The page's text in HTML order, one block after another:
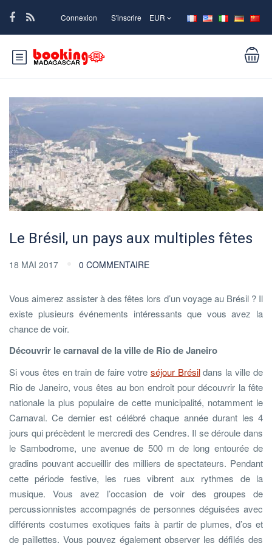
Connexion S'inscrire EUR
Le Brésil, un pays aux multiples fêtes
18 MAI 2017 0 COMMENTAIRE
Vous aimerez assister à des fêtes lors d’un voyage au Brésil ? Il
existe plusieurs événements intéressants que vous avez la
chance de voir.
Découvrir le carnaval de la ville de Rio de Janeiro
Si vous êtes en train de faire votre séjour Brésildans la ville de
Rio de Janeiro, vous êtes au bon endroit pour découvrir la fête
nationale la plus populaire de cette municipalité, notamment le
Carnaval. Ce dernier est célébré chaque année durant les 4
jours qui précèdent le mercredi des Cendres. Il se déroule dans
le Sambodrome, une avenue de 500 m de long entourée de
gradins pouvant accueillir des milliers de spectateurs. Pendant
cette période festive, les rues vibrent aux rythmes de la
musique. Vous avez l’occasion de voir des groupes de
percussionnistes accompagnés de personnes déguisées avec
différents costumes exotiques faits à partir de plumes, d’os et
de paillettes. Vous pouvez également observer les défilés des